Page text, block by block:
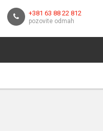
+381 63 88 22 812
pozovite odmah